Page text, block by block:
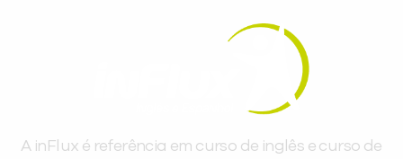
A inFlux é referência em curso de inglês e curso de